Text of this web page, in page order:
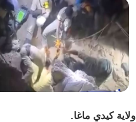
ولاية كيدي ماغا.